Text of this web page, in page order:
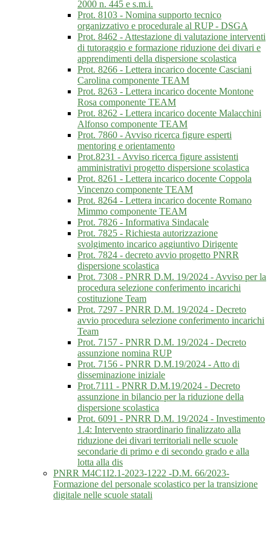
2000 n. 445 e s.m.i.
Prot. 8103 - Nomina supporto tecnico
organizzativo e procedurale al RUP - DSGA
Prot. 8462 - Attestazione di valutazione interventi
di tutoraggio e formazione riduzione dei divari e
apprendimenti della dispersione scolastica
Prot. 8266 - Lettera incarico docente Casciani
Carolina componente TEAM
Prot. 8263 - Lettera incarico docente Montone
Rosa componente TEAM
Prot. 8262 - Lettera incarico docente Malacchini
Alfonso componente TEAM
Prot. 7860 - Avviso ricerca figure esperti
mentoring e orientamento
Prot.8231 - Avviso ricerca figure assistenti
amministrativi progetto dispersione scolastica
Prot. 8261 - Lettera incarico docente Coppola
Vincenzo componente TEAM
Prot. 8264 - Lettera incarico docente Romano
Mimmo componente TEAM
Prot. 7826 - Informativa Sindacale
Prot. 7825 - Richiesta autorizzazione
svolgimento incarico aggiuntivo Dirigente
Prot. 7824 - decreto avvio progetto PNRR
dispersione scolastica
Prot. 7308 - PNRR D.M. 19/2024 - Avviso per la
procedura selezione conferimento incarichi
costituzione Team
Prot. 7297 - PNRR D.M. 19/2024 - Decreto
avvio procedura selezione conferimento incarichi
Team
Prot. 7157 - PNRR D.M. 19/2024 - Decreto
assunzione nomina RUP
Prot. 7156 - PNRR D.M.19/2024 - Atto di
disseminazione iniziale
Prot.7111 - PNRR D.M.19/2024 - Decreto
assunzione in bilancio per la riduzione della
dispersione scolastica
Prot. 6091 - PNRR D.M. 19/2024 - Investimento
1.4: Intervento straordinario finalizzato alla
riduzione dei divari territoriali nelle scuole
secondarie di primo e di secondo grado e alla
lotta alla dis
PNRR M4C1I2.1-2023-1222 -D.M. 66/2023-
Formazione del personale scolastico per la transizione
digitale nelle scuole statali